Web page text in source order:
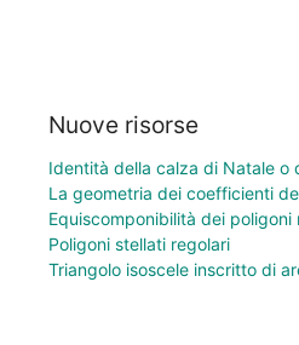
Nuove risorse
Identità della calza di Natale o
La geometria dei coefficienti
Equiscomponibilità dei poligoni
Poligoni stellati regolari
Triangolo isoscele inscritto di